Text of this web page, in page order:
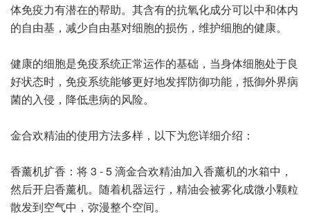
体免疫力有潜在的帮助。其含有的抗氧化成分可以中和体内
的自由基，减少自由基对细胞的损伤，维护细胞的健康。
健康的细胞是免疫系统正常运作的基础，当身体细胞处于良
好状态时，免疫系统能够更好地发挥防御功能，抵御外界病
菌的入侵，降低患病的风险。
金合欢精油的使用方法多样，以下为您详细介绍：
香薰机扩香：将 3 - 5 滴金合欢精油加入香薰机的水箱中，
然后开启香薰机。随着机器运行，精油会被雾化成微小颗粒
散发到空气中，弥漫整个空间。